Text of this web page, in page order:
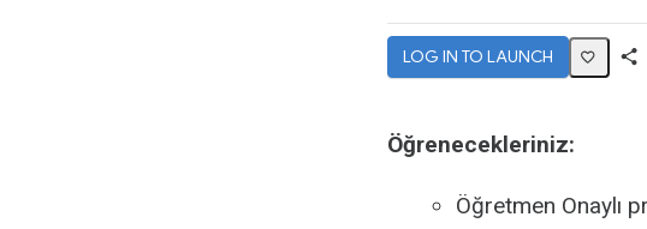
LOG IN TO LAUNCH
Öğrenecekleriniz:
Öğretmen Onaylı